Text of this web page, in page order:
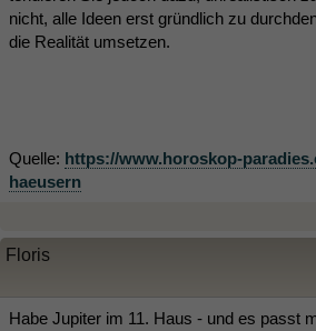
nicht, alle Ideen erst gründlich zu
die Realität umsetzen.
Quelle: https://www.horoskop-
haeusern
Floris
Habe Jupiter im 11. Haus - und es passt